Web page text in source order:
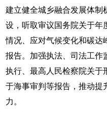
建立健全城乡融合发展体制
设，听取审议国务院关于年
情况、应对气候变化和碳达
报告。加强执法、司法工作
执行、最高人民检察院关于
于海事审判等报告，推动提
力。